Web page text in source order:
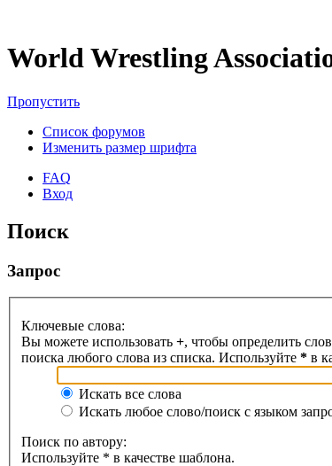
World Wrestling
Пропустить
Список форумов
Изменить размер шрифта
FAQ
Вход
Поиск
Запрос
Ключевые слова:
Вы можете использовать +, чтобы определить
поиска любого слова из списка. Используйте * в
Искать все слова
Искать любое слово/поиск с языком
Поиск по автору:
Используйте * в качестве шаблона.